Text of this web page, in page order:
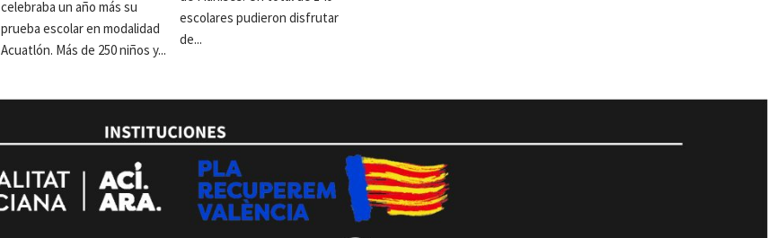
celebraba un año más su
prueba escolar en modalidad
Acuatlón. Más de 250 niños y...
escolares pudieron disfrutar
de...